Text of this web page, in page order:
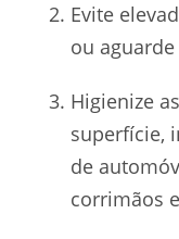
Evite
ou
Higienize
superfície,
de
corrimãos